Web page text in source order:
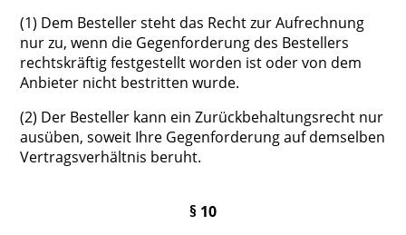
(1) Dem Besteller steht das Recht zur Aufrechnung
nur zu, wenn die Gegenforderung des Bestellers
rechtskräftig festgestellt worden ist oder von dem
Anbieter nicht bestritten wurde.
(2) Der Besteller kann ein Zurückbehaltungsrecht nur
ausüben, soweit Ihre Gegenforderung auf demselben
Vertragsverhältnis beruht.
§ 10